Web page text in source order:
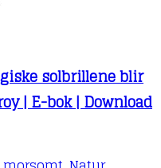
solbrillene blir
| E-bok | Download